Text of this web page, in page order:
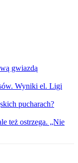
gwiazdą
Wyniki el. Ligi
pucharach?
też ostrzega. „Nie